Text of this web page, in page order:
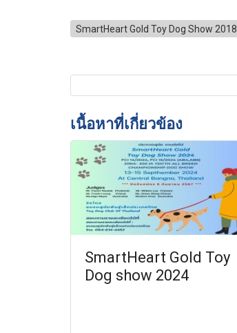
SmartHeart Gold Toy Dog Show 2018
เนื้อหาที่เกี่ยวข้อง
SmartHeart Gold Toy
Dog show 2024